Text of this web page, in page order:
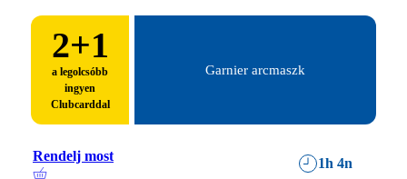
2+1
a legolcsóbb
ingyen
Clubcarddal
Garnier arcmaszk
Rendelj most 1h 4n